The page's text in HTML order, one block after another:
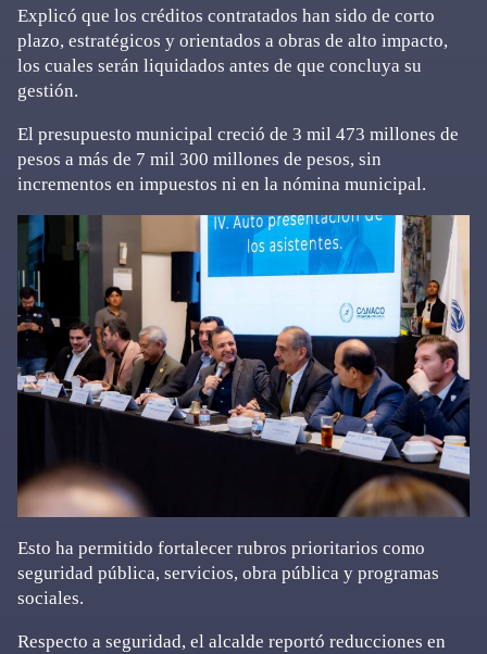
Explicó que los créditos contratados han sido de corto
plazo, estratégicos y orientados a obras de alto impacto,
los cuales serán liquidados antes de que concluya su
gestión.
El presupuesto municipal creció de 3 mil 473 millones de
pesos a más de 7 mil 300 millones de pesos, sin
incrementos en impuestos ni en la nómina municipal.
Esto ha permitido fortalecer rubros prioritarios como
seguridad pública, servicios, obra pública y programas
sociales.
Respecto a seguridad, el alcalde reportó reducciones en